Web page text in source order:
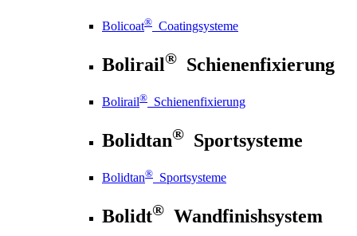
Bolicoat® Coatingsysteme
Bolirail® Schienenfixierung
Bolirail® Schienenfixierung
Bolidtan® Sportsysteme
Bolidtan® Sportsysteme
Bolidt® Wandfinishsystem